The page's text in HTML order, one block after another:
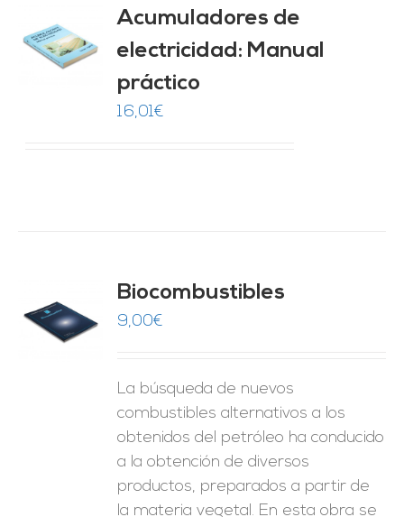
Acumuladores de
electricidad: Manual
práctico
16,01€
Biocombustibles
9,00€
La búsqueda de nuevos
combustibles alternativos a los
obtenidos del petróleo ha conducido
a la obtención de diversos
productos, preparados a partir de
la materia vegetal. En esta obra se